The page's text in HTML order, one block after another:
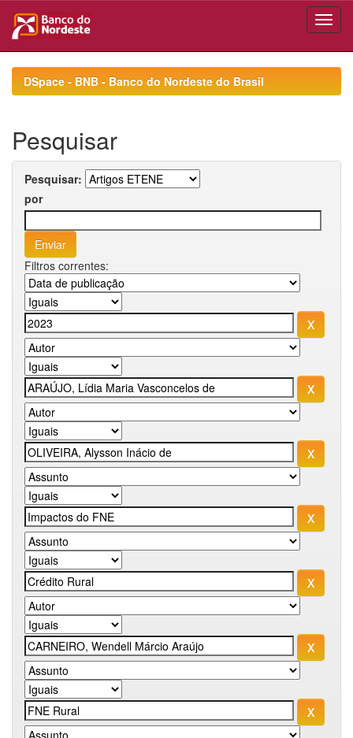
navigationDSpace - BNB - Banco do Nordeste do Brasil
Pesquisar
Pesquisar:
por
Filtros correntes: